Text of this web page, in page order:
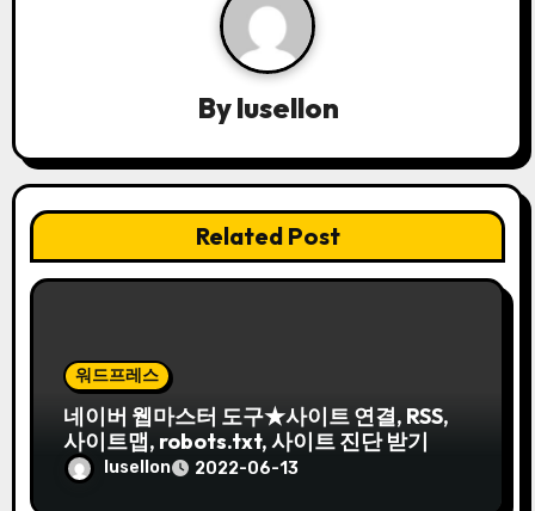
Bylusellon
Related Post
워드프레스
네이버 웹마스터 도구★사이트 연결, RSS,
사이트맵, robots.txt, 사이트 진단 받기
lusellon 2022-06-13